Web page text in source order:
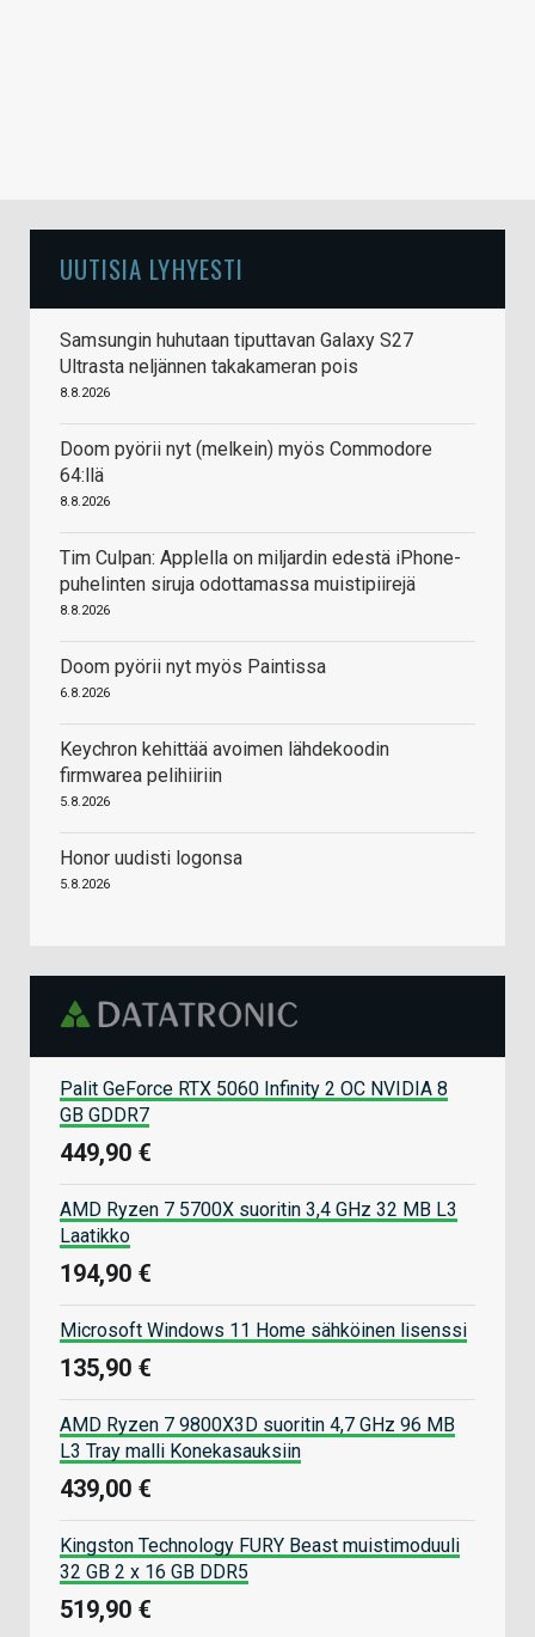
UUTISIA LYHYESTI
Samsungin huhutaan tiputtavan Galaxy S27
Ultrasta neljännen takakameran pois
8.8.2026
Doom pyörii nyt (melkein) myös Commodore
64:llä
8.8.2026
Tim Culpan: Applella on miljardin edestä iPhone-
puhelinten siruja odottamassa muistipiirejä
8.8.2026
Doom pyörii nyt myös Paintissa
6.8.2026
Keychron kehittää avoimen lähdekoodin
firmwarea pelihiiriin
5.8.2026
Honor uudisti logonsa
5.8.2026
Palit GeForce RTX 5060 Infinity 2 OC NVIDIA 8
GB GDDR7
449,90 €
AMD Ryzen 7 5700X suoritin 3,4 GHz 32 MB L3
Laatikko
194,90 €
Microsoft Windows 11 Home sähköinen lisenssi
135,90 €
AMD Ryzen 7 9800X3D suoritin 4,7 GHz 96 MB
L3 Tray malli Konekasauksiin
439,00 €
Kingston Technology FURY Beast muistimoduuli
32 GB 2 x 16 GB DDR5
519,90 €